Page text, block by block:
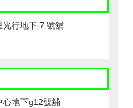
光行地下 7 號舖
心地下g12號舖